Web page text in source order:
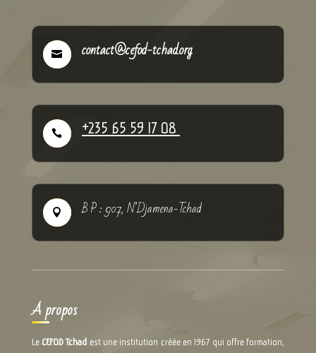
 contact@cefod-tchad.org
 +235 65 59 17 08
 B P : 907, N’Djamena-Tchad
A propos
LeCEFOD Tchad est une institution créée en 1967 qui offre formation,